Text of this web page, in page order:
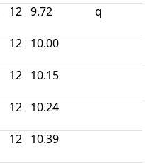
12 9.72 q
12 10.00
12 10.15
12 10.24
12 10.39